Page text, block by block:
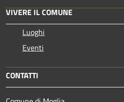
VIVERE IL COMUNE
Luoghi
Eventi
CONTATTI